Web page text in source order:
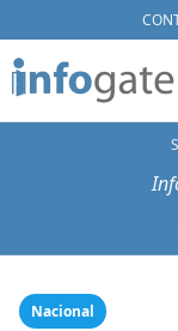
Nacional